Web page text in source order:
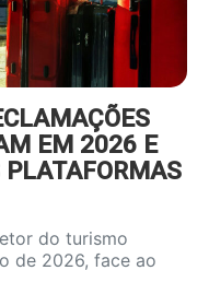
EM 2026 E
do turismo
de 2026, face ao